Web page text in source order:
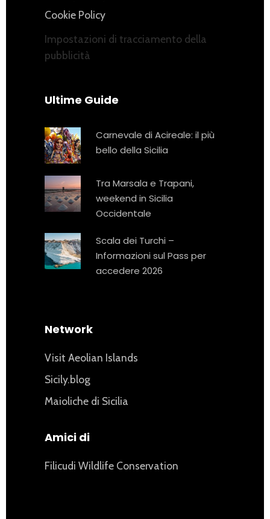
Cookie Policy
Impostazioni di tracciamento della
pubblicità
Ultime Guide
Carnevale di Acireale: il più
bello della Sicilia
Tra Marsala e Trapani,
weekend in Sicilia
Occidentale
Scala dei Turchi –
Informazioni sul Pass per
accedere 2026
Network
Visit Aeolian Islands
Sicily.blog
Maioliche di Sicilia
Amici di
Filicudi Wildlife Conservation